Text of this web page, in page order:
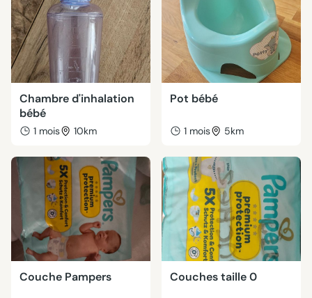
Chambre d'inhalation
bébé
1 mois 10km
Pot bébé
1 mois 5km
Couche Pampers Couches taille 0